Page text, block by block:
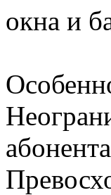
окна и